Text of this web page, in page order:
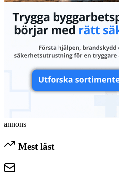
annons
Mest läst